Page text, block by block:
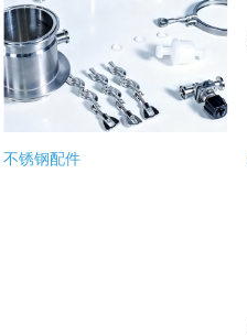
不锈钢配件